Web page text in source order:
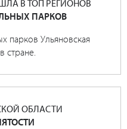
В ТОП РЕГИОНОВ
ПАРКОВ
парков Ульяновская
стране.
ОБЛАСТИ